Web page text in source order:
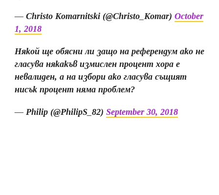
— Christo Komarnitski (@Christo_Komar) October
1, 2018
Някой ще обясни ли защо на референдум ако не
гласува някакъв измислен процент хора е
невалиден, а на избори ако гласува същият
нисък процент няма проблем?
— Philip (@PhilipS_82) September 30, 2018